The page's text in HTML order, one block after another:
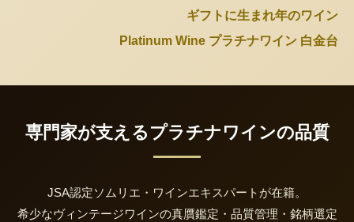
ギフトに生まれ年のワイン
Platinum Wine プラチナワイン 白金台
専門家が支えるプラチナワインの品質
JSA認定ソムリエ・ワインエキスパートが在籍。
希少なヴィンテージワインの真贋鑑定・品質管理・銘柄選定